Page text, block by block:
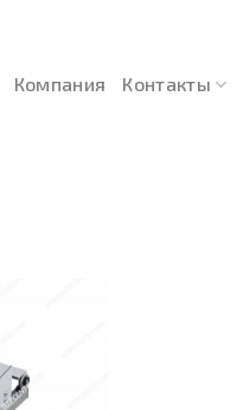
Компания Контакты